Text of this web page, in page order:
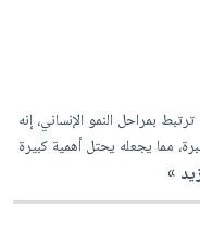
بمراحل النمو الإنساني، إنه
مما يجعله يحتل أهمية كبيرة
»